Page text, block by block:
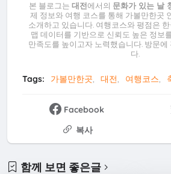
본 블로그는 대전에서의 문화가 있는 날
제 정보와 여행 코스를 통해 가볼만한곳
소개하고 있습니다. 여행코스와 평점은
맵 데이터를 기반으로 신뢰도 높은 정보
만족도를 높이고자 노력했습니다. 방문에
다.
Tags: 가볼만한곳 대전 여행코스
Facebook
복사
함께 보면 좋은글